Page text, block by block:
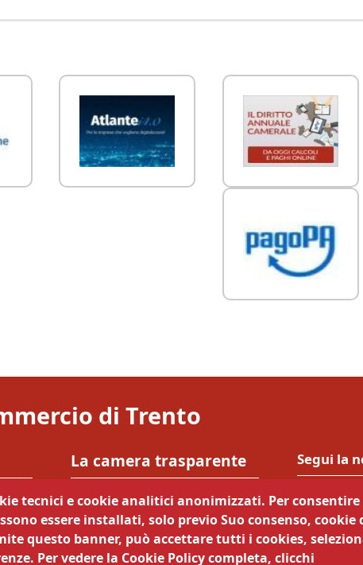
di Trento
La camera trasparente
Privacy
Note Legali
Siti tematici
Servizi online
Responsabile della pubblicazione
Segui la
tecnici e cookie analitici anonimizzati. Per
essere installati, solo previo Suo consenso,
questo banner, può accettare tutti i cookies,
Per vedere la Cookie Policy completa, clicchi